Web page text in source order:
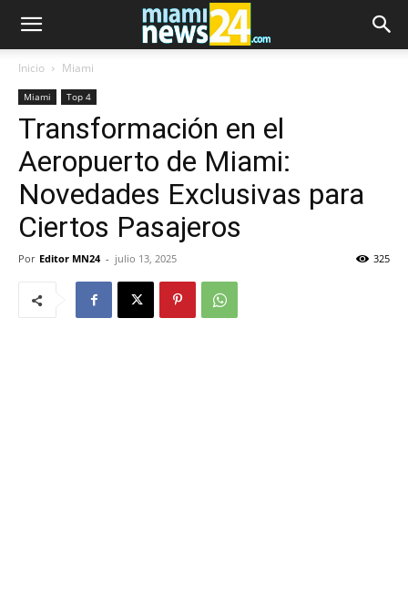
Inicio Miami
Miami Top 4
Transformación en el
Aeropuerto de Miami:
Novedades Exclusivas para
Ciertos Pasajeros
Por Editor MN24 - julio 13, 2025 325